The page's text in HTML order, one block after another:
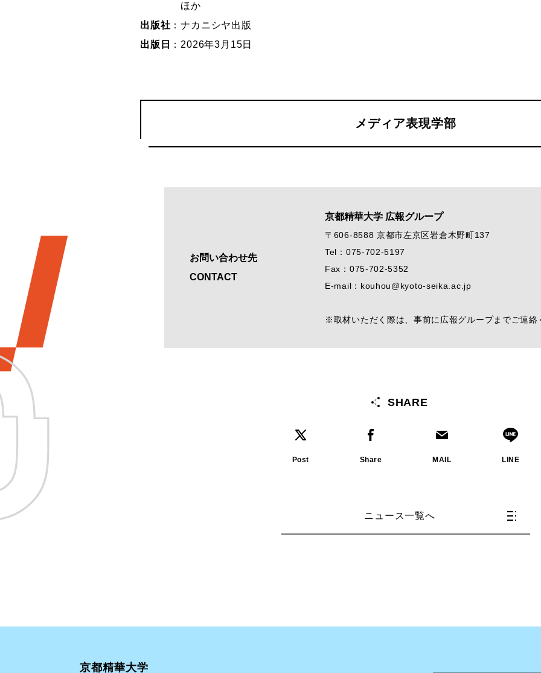
ほか
出版社 ：ナカニシヤ出版
出版日
：2026年3月15日
メディア表現学部
お問い合わせ先
CONTACT
京都精華大学 広報グループ
〒606-8588 京都市左京区岩倉木野町137
Tel：075-702-5197
Fax：075-702-5352
E-mail：kouhou@kyoto-seika.ac.jp
※取材いただく際は、事前に広報グループまでご連絡
SHARE
Post Share MAIL LINE
ニュース一覧へ
京都精華大学